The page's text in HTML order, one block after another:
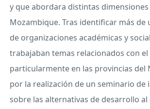
y que abordara distintas dimensiones
Mozambique. Tras identificar más de
de organizaciones académicas y
trabajaban temas relacionados con el
particularmente en las provincias del
por la realización de un seminario de
sobre las alternativas de desarrollo